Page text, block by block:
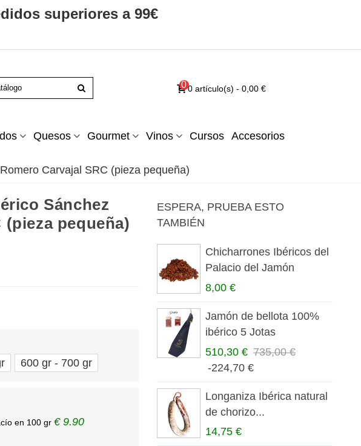
superiores a 99€
00 artículo(s) - 0,00 €
Quesos Gourmet Vinos Cursos Accesorios
Carvajal SRC (pieza pequeña)
Sánchez
(pieza pequeña)
600 gr - 700 gr
en 100 gr € 9.90
ESPERA, PRUEBA ESTO
TAMBIÉN
Chicharrones Ibéricos del
Palacio del Jamón
8,00 €
Jamón de bellota 100%
ibérico 5 Jotas
510,30 € 735,00 €
-224,70 €
Longaniza Ibérica natural
de chorizo...
14,75 €